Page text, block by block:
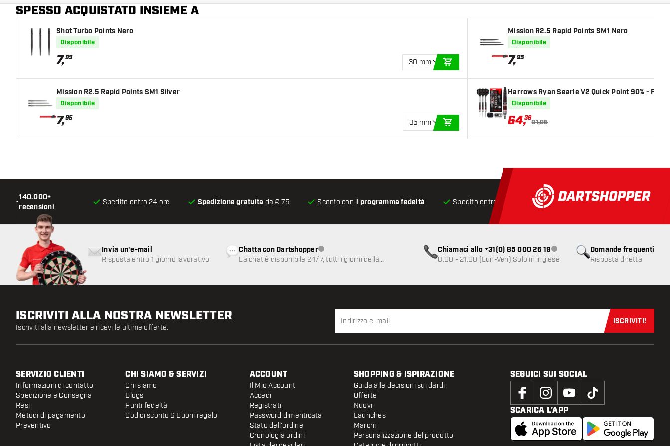
Giocatore di freccette
Colore del barrel
Zona di presa del barrel
Peso delle freccette
Larghezza del barrel (MM)
Lunghezza del barrel (MM)
SPESSO ACQUISTATO INSIEME A
Shot Turbo Points Nero
Disponibile
7,95
30 mm
AGGIUNGI AL CARRELLO
Mission R2.5 Rapid Points SM1 Silver
Disponibile
7,95
35 mm
AGGIUNGI AL CARRELLO
Mission R2.5 Rapid Points SM1 Nero
Disponibile
7,95
Harrows Ryan Searle V2 Quick Point 90% -
Disponibile
64,36
91,95
•
140.000+
recensioni
Spedito entro 24 ore Spedizione gratuita da € 75 Sconto con il programma fedeltà Spedito entro 24 ore Spedizione gratuitada € 75
Domande frequenti
Risposta diretta
Invia un'e-mail
Risposta entro 1 giorno lavorativo
Chatta con DartshopperServizio clienti non disponibile
La chat è disponibile 24/7, tutti i giorni della
Chiamaci allo +31(0) 85 000 26 19Servizio clienti non disponibile
8:00 - 21:00 (Lun-Ven) Solo in inglese
ISCRIVITI ALLA NOSTRA NEWSLETTER
Iscriviti alla newsletter e ricevi le ultime offerte.
Iscriviti
ISCRIVITI!
SERVIZIO CLIENTI
Informazioni di contatto
Spedizione e Consegna
Resi
Metodi di pagamento
Preventivo
CHI SIAMO & SERVIZI
Chi siamo
Blogs
Punti fedeltà
Codici sconto & Buoni regalo
ACCOUNT
Il Mio Account
Accedi
Registrati
Password dimenticata
Stato dell'ordine
Cronologia ordini
SHOPPING & ISPIRAZIONE
Guida alle decisioni sui dardi
Offerte
Nuovi
Launches
Marchi
Personalizzazione del prodotto
SEGUICI SUI SOCIAL
SCARICA L’APP